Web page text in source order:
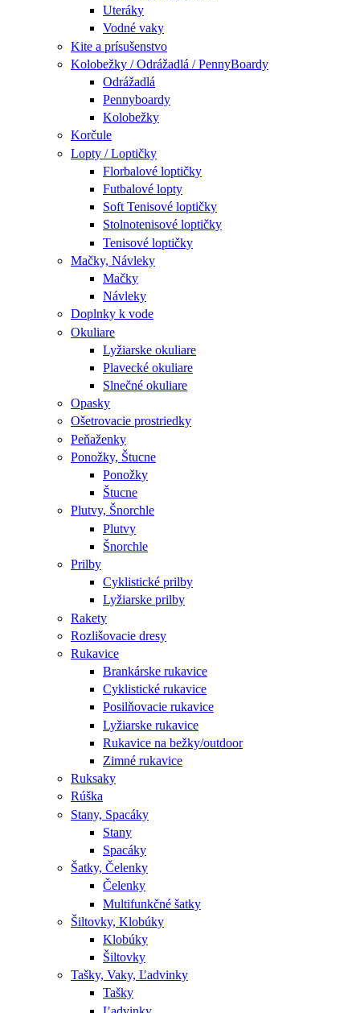
Uteráky
Vodné vaky
Kite a prísušenstvo
Kolobežky / Odrážadlá / PennyBoardy
Odrážadlá
Pennyboardy
Kolobežky
Korčule
Lopty / Loptičky
Florbalové loptičky
Futbalové lopty
Soft Tenisové loptičky
Stolnotenisové loptičky
Tenisové loptičky
Mačky, Návleky
Mačky
Návleky
Doplnky k vode
Okuliare
Lyžiarske okuliare
Plavecké okuliare
Slnečné okuliare
Opasky
Ošetrovacie prostriedky
Peňaženky
Ponožky, Štucne
Ponožky
Štucne
Plutvy, Šnorchle
Plutvy
Šnorchle
Prilby
Cyklistické prilby
Lyžiarske prilby
Rakety
Rozlišovacie dresy
Rukavice
Brankárske rukavice
Cyklistické rukavice
Posilňovacie rukavice
Lyžiarske rukavice
Rukavice na bežky/outdoor
Zimné rukavice
Ruksaky
Rúška
Stany, Spacáky
Stany
Spacáky
Šatky, Čelenky
Čelenky
Multifunkčné šatky
Šiltovky, Klobúky
Klobúky
Šiltovky
Tašky, Vaky, Ľadvinky
Tašky